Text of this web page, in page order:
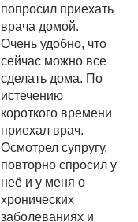
попросил приехать
врача домой.
Очень удобно, что
сейчас можно все
сделать дома. По
истечению
короткого времени
приехал врач.
Осмотрел супругу,
повторно спросил у
неё и у меня о
хронических
заболеваниях и